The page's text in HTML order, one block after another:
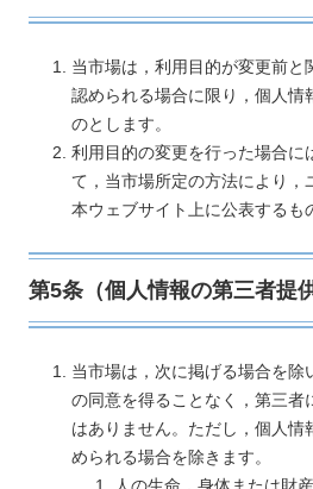
当市場は，利用目的が変更前と
認められる場合に限り，個人情
のとします。
利用目的の変更を行った場合に
て，当市場所定の方法により，
本ウェブサイト上に公表するも
第5条（個人情報の第三者提供
当市場は，次に掲げる場合を除
の同意を得ることなく，第三者
はありません。ただし，個人情
められる場合を除きます。